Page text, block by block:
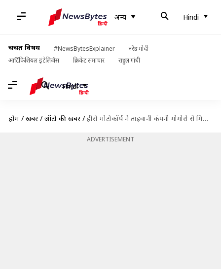
अन्य Hindi
चर्चित विषय #NewsBytesExplainer
नरेंद्र मोदी
आर्टिफिशियल इंटेलिजेंस
क्रिकेट समाचार राहुल गांधी
Hindi
होम / खबरें / ऑटो की खबरें / हीरो मोटोकॉर्प ने ताइवानी कंपनी गोगोरो से मिलाया हाथ, लॉन्च करेगी इलेक्ट्रिक दोपहिया वाहन
ADVERTISEMENT